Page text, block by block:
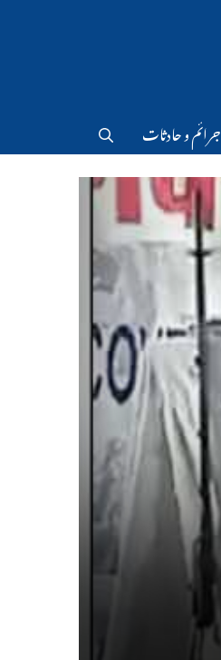
جرائم و حادثات